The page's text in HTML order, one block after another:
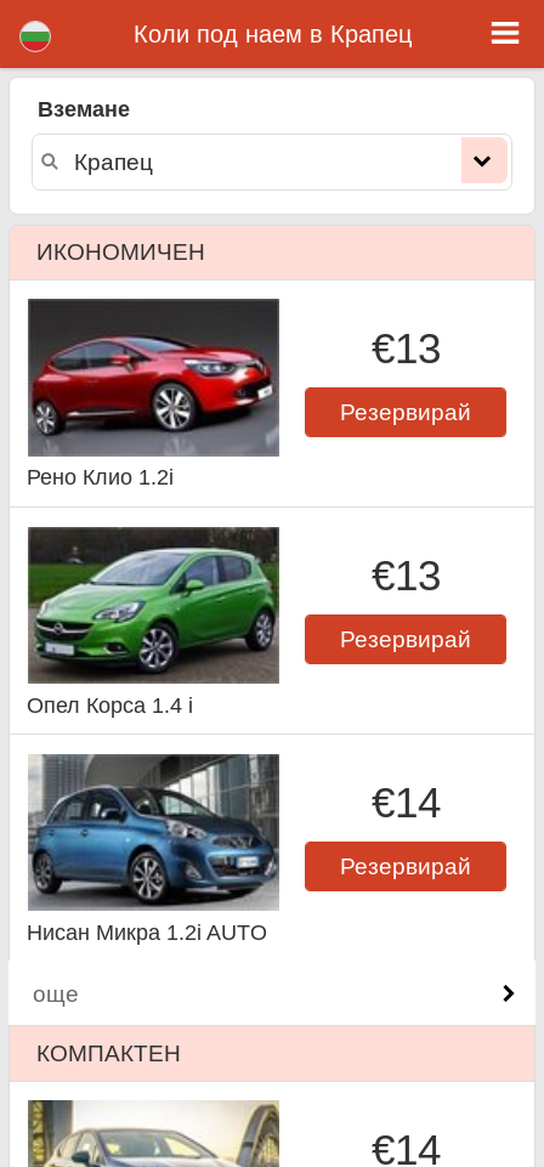
Коли под наем в Крапец
Вземане
ИКОНОМИЧЕН
€13
Резервирай
Рено Клио 1.2i
€13
Резервирай
Опел Корса 1.4 i
€14
Резервирай
Нисан Микра 1.2i AUTO
още
КОМПАКТЕН
€14